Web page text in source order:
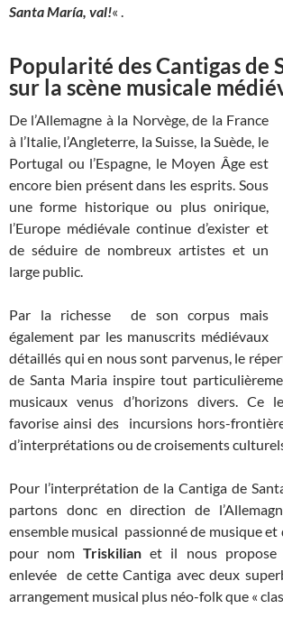
Santa María, val!« .
Popularité des Cantigas de
sur la scène musicale
De l’Allemagne à la Norvège, de la France
à l’Italie, l’Angleterre, la Suisse, la Suède, le
Portugal ou l’Espagne, le Moyen Âge est
encore bien présent dans les esprits. Sous
une forme historique ou plus onirique,
l’Europe médiévale continue d’exister et
de séduire de nombreux artistes et un
large public.
Par la richesse de son corpus mais
également par les manuscrits médiévaux
détaillés qui en nous sont parvenus, le
de Santa Maria inspire tout
musicaux venus d’horizons divers. Ce
favorise ainsi des incursions hors-
d’interprétations ou de croisements
Pour l’interprétation de la Cantiga de
partons donc en direction de
ensemble musical passionné de musique et
pour nomTriskilian et il nous propose
enlevée de cette Cantiga avec deux
arrangement musical plus néo-folk que «